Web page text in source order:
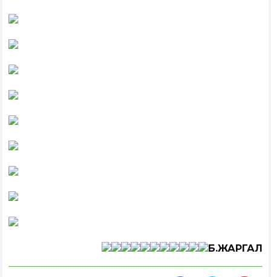
Б.ЖАРГАЛ